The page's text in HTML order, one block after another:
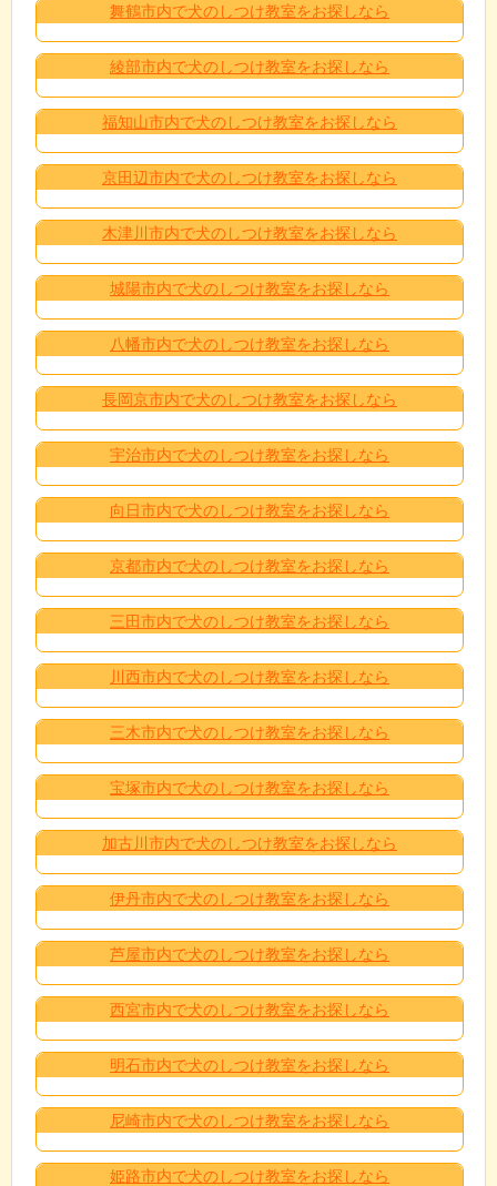
舞鶴市内で犬のしつけ教室をお探しなら
綾部市内で犬のしつけ教室をお探しなら
福知山市内で犬のしつけ教室をお探しなら
京田辺市内で犬のしつけ教室をお探しなら
木津川市内で犬のしつけ教室をお探しなら
城陽市内で犬のしつけ教室をお探しなら
八幡市内で犬のしつけ教室をお探しなら
長岡京市内で犬のしつけ教室をお探しなら
宇治市内で犬のしつけ教室をお探しなら
向日市内で犬のしつけ教室をお探しなら
京都市内で犬のしつけ教室をお探しなら
三田市内で犬のしつけ教室をお探しなら
川西市内で犬のしつけ教室をお探しなら
三木市内で犬のしつけ教室をお探しなら
宝塚市内で犬のしつけ教室をお探しなら
加古川市内で犬のしつけ教室をお探しなら
伊丹市内で犬のしつけ教室をお探しなら
芦屋市内で犬のしつけ教室をお探しなら
西宮市内で犬のしつけ教室をお探しなら
明石市内で犬のしつけ教室をお探しなら
尼崎市内で犬のしつけ教室をお探しなら
姫路市内で犬のしつけ教室をお探しなら